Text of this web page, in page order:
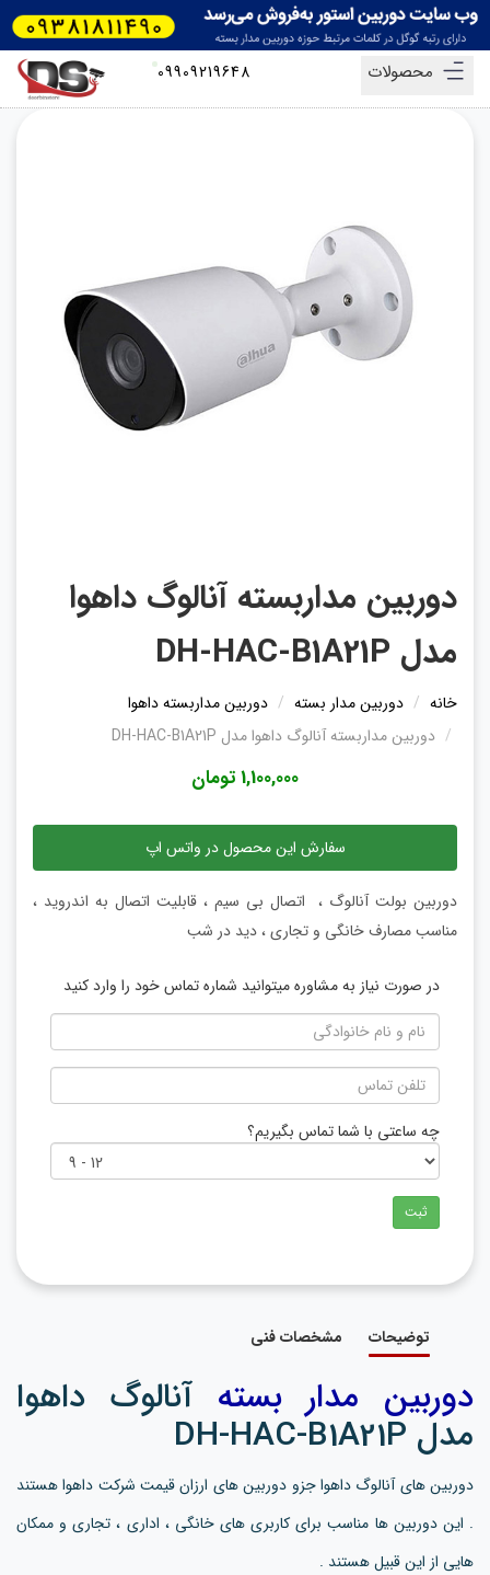
محصولات 09909219648
دوربین مداربسته آنالوگ داهوا
مدل DH-HAC-B1A21P
خانه دوربین مدار بسته
دوربین مداربسته داهوا
دوربین مداربسته آنالوگ داهوا مدل DH-HAC-B1A21P
1,100,000 تومان
سفارش این محصول در واتس اپ
دوربین بولت آنالوگ ، اتصال بی سیم ، قابلیت اتصال به اندروید ،
مناسب مصارف خانگی و تجاری ، دید در شب
در صورت نیاز به مشاوره میتوانید شماره تماس خود را وارد کنید
چه ساعتی با شما تماس بگیریم؟
ثبت
توضیحات مشخصات فنی
دوربین مدار بسته آنالوگ داهوا
مدل DH-HAC-B1A21P
دوربین های آنالوگ داهوا جزو دوربین های ارزان قیمت شرکت داهوا هستند
. این دوربین ها مناسب برای کاربری های خانگی ، اداری ، تجاری و ممکان
هایی از این قبیل هستند .